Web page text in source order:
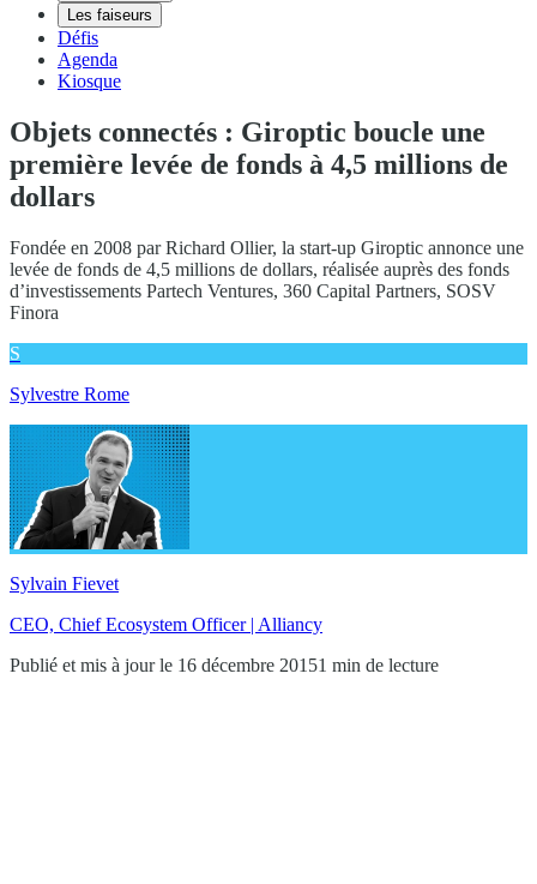
Les faiseurs
Défis
Agenda
Kiosque
Objets connectés : Giroptic boucle une
première levée de fonds à 4,5 millions de
dollars
Fondée en 2008 par Richard Ollier, la start-up Giroptic annonce une
levée de fonds de 4,5 millions de dollars, réalisée auprès des fonds
d’investissements Partech Ventures, 360 Capital Partners, SOSV
Finora
S
Sylvestre Rome
Sylvain Fievet
CEO, Chief Ecosystem Officer | Alliancy
Publié et mis à jour le 16 décembre 20151 min de lecture